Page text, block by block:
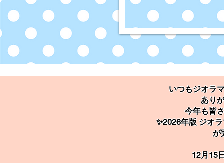
いつもジオラ
あり
今年も皆
✨2026年版 ジオ
が
12月15